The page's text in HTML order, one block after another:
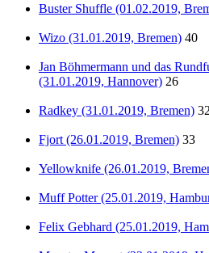
Buster Shuffle (01.02.2019,
Wizo (31.01.2019, Bremen) 40
Jan Böhmermann und das
(31.01.2019, Hannover) 26
Radkey (31.01.2019, Bremen) 32
Fjort (26.01.2019, Bremen) 33
Yellowknife (26.01.2019,
Muff Potter (25.01.2019,
Felix Gebhard (25.01.2019,